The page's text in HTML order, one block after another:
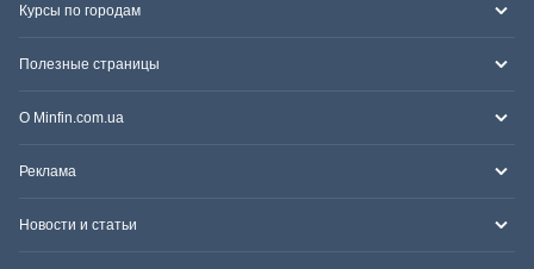
Курсы по городам
Полезные страницы
О Minfin.com.ua
Реклама
Новости и статьи